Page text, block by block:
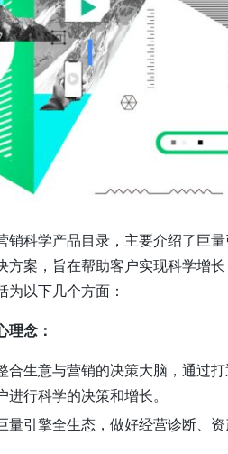
销科学产品目录，主要介绍了巨
方案，旨在帮助客户实现科学增
以下几个方面：
理念：
合生意与营销的决策大脑，通过
进行科学的决策和增长。
量引擎全生态，做好经营诊断、